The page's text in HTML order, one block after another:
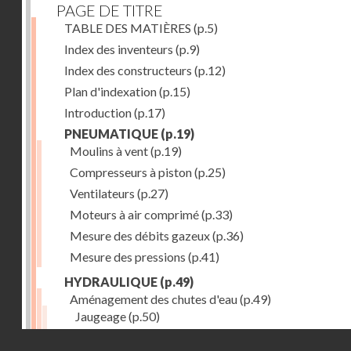
PAGE DE TITRE
TABLE DES MATIÈRES (p.5)
Index des inventeurs (p.9)
Index des constructeurs (p.12)
Plan d'indexation(p.15)
Introduction(p.17)
PNEUMATIQUE (p.19)
Moulins à vent(p.19)
Compresseurs à piston(p.25)
Ventilateurs (p.27)
Moteurs à air comprimé(p.33)
Mesure des débits gazeux(p.36)
Mesure des pressions (p.41)
HYDRAULIQUE (p.49)
Aménagement des chutes d'eau(p.49)
Jaugeage(p.50)